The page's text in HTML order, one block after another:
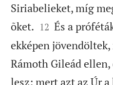
Siriabelieket, míg
õket. 

12 És a
ekképen
Rámoth Gileád ellen,
lesz; mert azt az Úr